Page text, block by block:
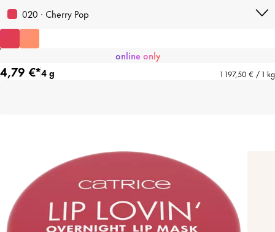
020 · Cherry Pop
online only
4,79 €*4 g 1 197,50 € / 1 kg